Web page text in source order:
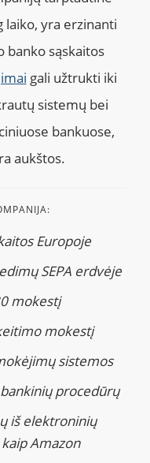
laiko, yra erzinanti
banko sąskaitos
gali užtrukti iki
sistemų bei
bankuose,
aukštos.
Europoje
SEPA erdvėje
mokestį
mokestį
sistemos
procedūrų
iš elektroninių
Amazon